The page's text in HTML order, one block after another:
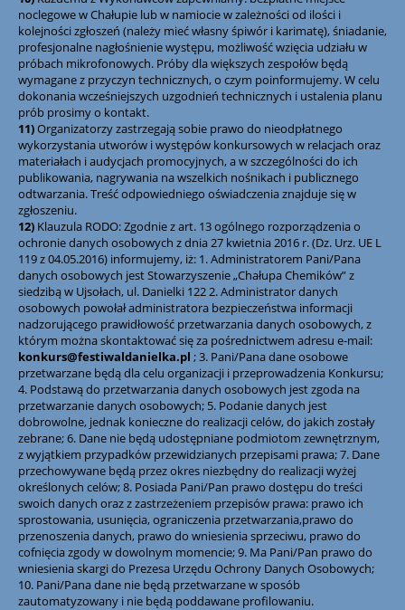
noclegowe w Chałupie lub w namiocie w zależności od ilości i
kolejności zgłoszeń (należy mieć własny śpiwór i karimatę), śniadanie,
profesjonalne nagłośnienie występu, możliwość wzięcia udziału w
próbach mikrofonowych. Próby dla większych zespołów będą
wymagane z przyczyn technicznych, o czym poinformujemy. W celu
dokonania wcześniejszych uzgodnień technicznych i ustalenia planu
prób prosimy o kontakt.
11)Organizatorzy zastrzegają sobie prawo do nieodpłatnego
wykorzystania utworów i występów konkursowych w relacjach oraz
materiałach i audycjach promocyjnych, a w szczególności do ich
publikowania, nagrywania na wszelkich nośnikach i publicznego
odtwarzania. Treść odpowiedniego oświadczenia znajduje się w
zgłoszeniu.
12) Klauzula RODO: Zgodnie z art. 13 ogólnego rozporządzenia o
ochronie danych osobowych z dnia 27 kwietnia 2016 r. (Dz. Urz. UE L
119 z 04.05.2016) informujemy, iż: 1. Administratorem Pani/Pana
danych osobowych jest Stowarzyszenie „Chałupa Chemików” z
siedzibą w Ujsołach, ul. Danielki 122 2. Administrator danych
osobowych powołał administratora bezpieczeństwa informacji
nadzorującego prawidłowość przetwarzania danych osobowych, z
którym można skontaktować się za pośrednictwem adresu e-mail:
konkurs@festiwaldanielka.pl ;3. Pani/Pana dane osobowe
przetwarzane będą dla celu organizacji i przeprowadzenia Konkursu;
4. Podstawą do przetwarzania danych osobowych jest zgoda na
przetwarzanie danych osobowych; 5. Podanie danych jest
dobrowolne, jednak konieczne do realizacji celów, do jakich zostały
zebrane; 6. Dane nie będą udostępniane podmiotom zewnętrznym,
z wyjątkiem przypadków przewidzianych przepisami prawa; 7. Dane
przechowywane będą przez okres niezbędny do realizacji wyżej
określonych celów; 8. Posiada Pani/Pan prawo dostępu do treści
swoich danych oraz z zastrzeżeniem przepisów prawa: prawo ich
sprostowania, usunięcia, ograniczenia przetwarzania,prawo do
przenoszenia danych, prawo do wniesienia sprzeciwu, prawo do
cofnięcia zgody w dowolnym momencie; 9. Ma Pani/Pan prawo do
wniesienia skargi do Prezesa Urzędu Ochrony Danych Osobowych;
10. Pani/Pana dane nie będą przetwarzane w sposób
zautomatyzowany i nie będą poddawane profilowaniu.